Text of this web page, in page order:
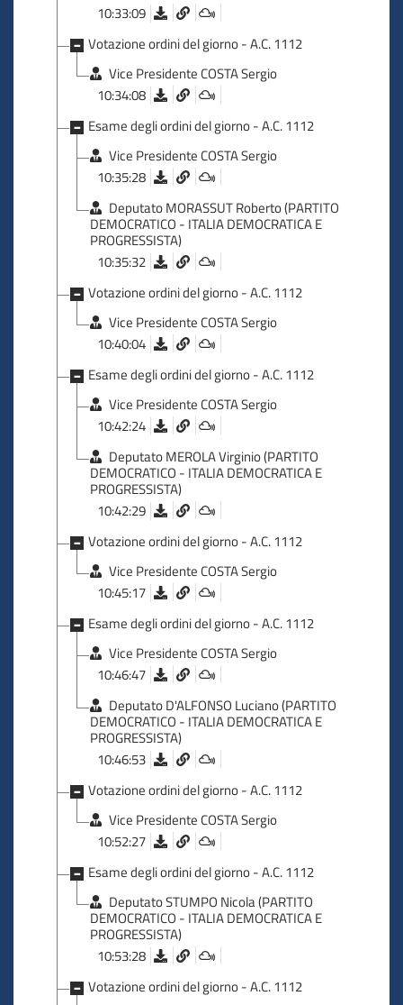
10:33:09
Votazione ordini del giorno - A.C. 1112
Vice Presidente COSTA Sergio
10:34:08
Esame degli ordini del giorno - A.C. 1112
Vice Presidente COSTA Sergio
10:35:28
Deputato MORASSUT Roberto (PARTITO
DEMOCRATICO - ITALIA DEMOCRATICA E
PROGRESSISTA)
10:35:32
Votazione ordini del giorno - A.C. 1112
Vice Presidente COSTA Sergio
10:40:04
Esame degli ordini del giorno - A.C. 1112
Vice Presidente COSTA Sergio
10:42:24
Deputato MEROLA Virginio (PARTITO
DEMOCRATICO - ITALIA DEMOCRATICA E
PROGRESSISTA)
10:42:29
Votazione ordini del giorno - A.C. 1112
Vice Presidente COSTA Sergio
10:45:17
Esame degli ordini del giorno - A.C. 1112
Vice Presidente COSTA Sergio
10:46:47
Deputato D'ALFONSO Luciano (PARTITO
DEMOCRATICO - ITALIA DEMOCRATICA E
PROGRESSISTA)
10:46:53
Votazione ordini del giorno - A.C. 1112
Vice Presidente COSTA Sergio
10:52:27
Esame degli ordini del giorno - A.C. 1112
Deputato STUMPO Nicola (PARTITO
DEMOCRATICO - ITALIA DEMOCRATICA E
PROGRESSISTA)
10:53:28
Votazione ordini del giorno - A.C. 1112